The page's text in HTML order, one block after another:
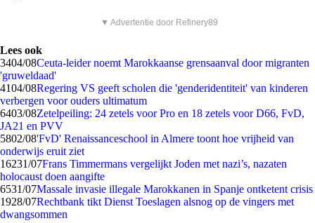
▼ Advertentie door Refinery89
Lees ook
3404/08Ceuta-leider noemt Marokkaanse grensaanval door migranten
'gruweldaad'
4104/08Regering VS geeft scholen die 'genderidentiteit' van kinderen
verbergen voor ouders ultimatum
6403/08Zetelpeiling: 24 zetels voor Pro en 18 zetels voor D66, FvD,
JA21 en PVV
5802/08'FvD' Renaissanceschool in Almere toont hoe vrijheid van
onderwijs eruit ziet
16231/07Frans Timmermans vergelijkt Joden met nazi’s, nazaten
holocaust doen aangifte
6531/07Massale invasie illegale Marokkanen in Spanje ontketent crisis
1928/07Rechtbank tikt Dienst Toeslagen alsnog op de vingers met
dwangsommen